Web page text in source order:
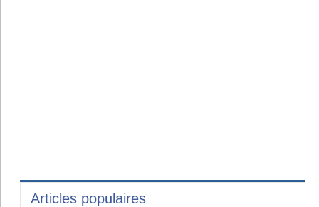
Articles populaires